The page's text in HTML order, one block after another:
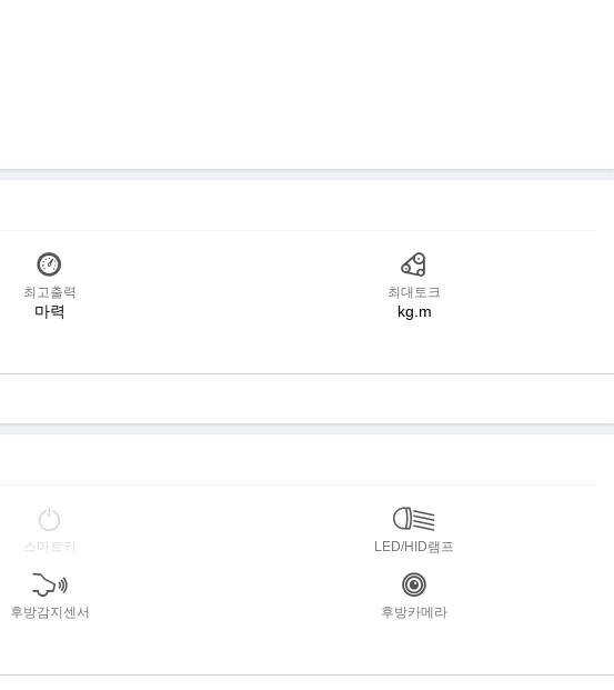
최고출력
마력
최대토크
kg.m
스마트키 LED/HID램프
후방감지센서 후방카메라